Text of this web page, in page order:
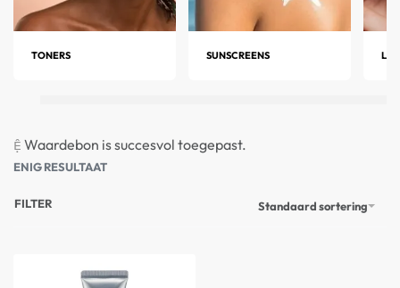
TONERS SUNSCREENS LIP
Waardebon is succesvol toegepast.
ENIG RESULTAAT
Standaard sortering
FILTER